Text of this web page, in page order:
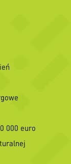
000 euro